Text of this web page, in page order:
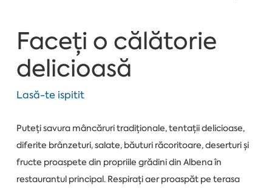
Faceți o călătorie
delicioasă
Lasă-te ispitit
Puteți savura mâncăruri tradiționale, tentații delicioase,
diferite brânzeturi, salate, băuturi răcoritoare, deserturi și
fructe proaspete din propriile grădini din Albena în
restaurantul principal. Respirați aer proaspăt pe terasa